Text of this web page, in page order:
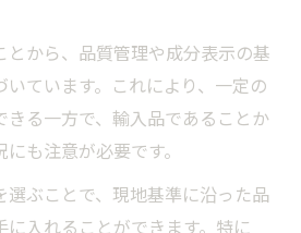
から、品質管理や成分表示の基
ています。これにより、一定の
る一方で、輸入品であることか
も注意が必要です。
ぶことで、現地基準に沿った品